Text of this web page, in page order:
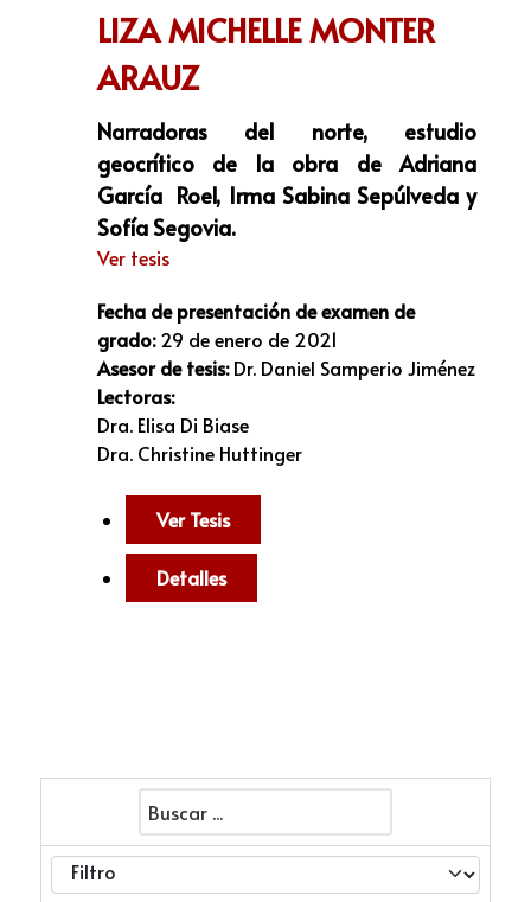
LIZA MICHELLE MONTER
ARAUZ
Narradoras del norte, estudio
geocrítico de la obra de Adriana
García Roel, Irma Sabina Sepúlveda y
Sofía Segovia.
Ver tesis
Fecha de presentación de examen de
grado:29 de enero de 2021
Asesor de tesis:Dr. Daniel Samperio Jiménez
Lectoras:
Dra. Elisa Di Biase
Dra. Christine Huttinger
Ver Tesis
Detalles